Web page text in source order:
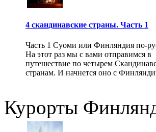
4 скандинавские страны. Часть 1
Часть 1 Суоми или Финляндия по-
На этот раз мы с вами отправимся в
путешествие по четырем
странам. И начнется оно с
Курорты